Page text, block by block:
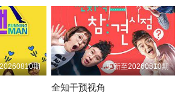
20250705
20250719 20250726
20250809 20250816
的拍攝手法，一路記錄每一位成員在旅行當
美景的汗水，或是小摩擦後流下的淚水，演
情！一幕幕的過程，觀眾們都將透過實境記
與感動！
期 更新至20260810期
全知干预视角